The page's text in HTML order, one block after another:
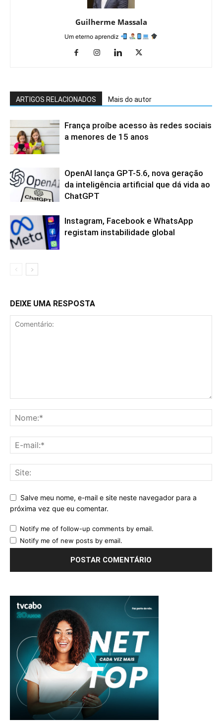
Guilherme Massala
Um eterno aprendiz
ARTIGOS RELACIONADOS Mais do autor
França proíbe acesso às redes sociais
a menores de 15 anos
OpenAI lança GPT-5.6, nova geração
da inteligência artificial que dá vida ao
ChatGPT
Instagram, Facebook e WhatsApp
registam instabilidade global
DEIXE UMA RESPOSTA
Salve meu nome, e-mail e site neste navegador para a
próxima vez que eu comentar.
Notify me of follow-up comments by email.
Notify me of new posts by email.